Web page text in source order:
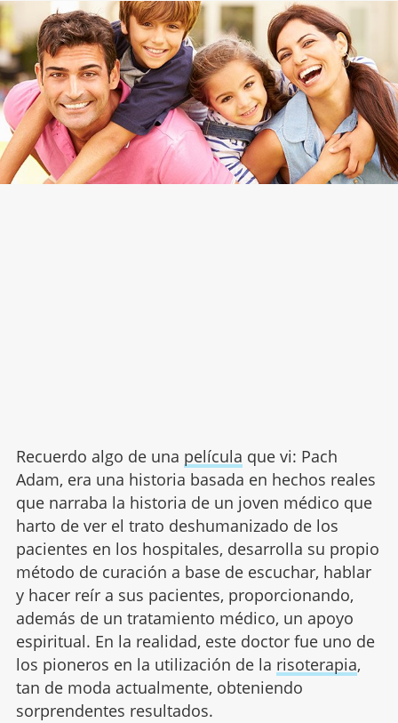
Recuerdo algo de una película que vi: Pach
Adam, era una historia basada en hechos reales
que narraba la historia de un joven médico que
harto de ver el trato deshumanizado de los
pacientes en los hospitales, desarrolla su propio
método de curación a base de escuchar, hablar
y hacer reír a sus pacientes, proporcionando,
además de un tratamiento médico, un apoyo
espiritual. En la realidad, este doctor fue uno de
los pioneros en la utilización de la risoterapia,
tan de moda actualmente, obteniendo
sorprendentes resultados.